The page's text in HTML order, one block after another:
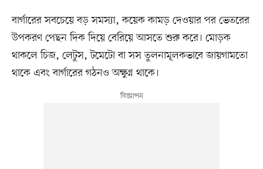
বার্গারের সবচেয়ে বড় সমস্যা, কয়েক কামড় দেওয়ার পর ভেতরের
উপকরণ পেছন দিক দিয়ে বেরিয়ে আসতে শুরু করে। মোড়ক
থাকলে চিজ, লেটুস, টমেটো বা সস তুলনামূলকভাবে জায়গামতো
থাকে এবং বার্গারের গঠনও অক্ষুণ্ন থাকে।